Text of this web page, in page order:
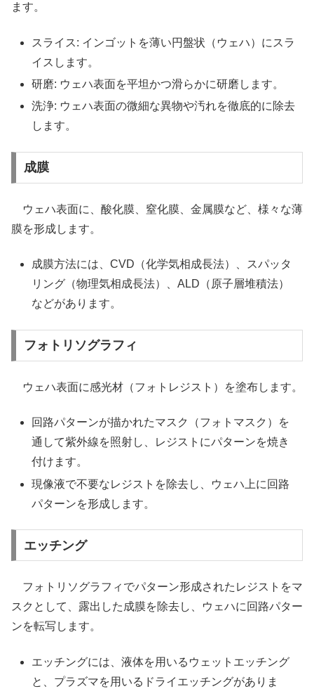
ます。
スライス: インゴットを薄い円盤状（ウェハ）にスラ
イスします。
研磨: ウェハ表面を平坦かつ滑らかに研磨します。
洗浄: ウェハ表面の微細な異物や汚れを徹底的に除去
します。
成膜
ウェハ表面に、酸化膜、窒化膜、金属膜など、様々な薄
膜を形成します。
成膜方法には、CVD（化学気相成長法）、スパッタ
リング（物理気相成長法）、ALD（原子層堆積法）
などがあります。
フォトリソグラフィ
ウェハ表面に感光材（フォトレジスト）を塗布します。
回路パターンが描かれたマスク（フォトマスク）を
通して紫外線を照射し、レジストにパターンを焼き
付けます。
現像液で不要なレジストを除去し、ウェハ上に回路
パターンを形成します。
エッチング
フォトリソグラフィでパターン形成されたレジストをマ
スクとして、露出した成膜を除去し、ウェハに回路パター
ンを転写します。
エッチングには、液体を用いるウェットエッチング
と、プラズマを用いるドライエッチングがありま